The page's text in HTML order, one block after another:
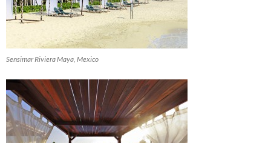
Sensimar Riviera Maya, Mexico